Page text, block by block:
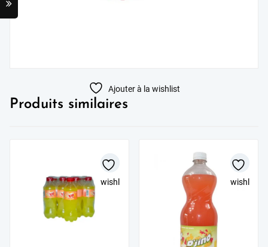
Ajouter à la wishlist
Produits similaires
wishlist wishlist